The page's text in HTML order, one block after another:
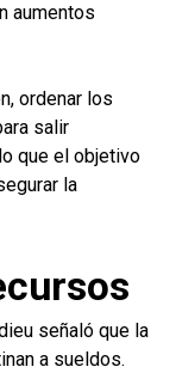
aumentos
ordenar los
salir
que el objetivo
la
señaló que la
a sueldos.